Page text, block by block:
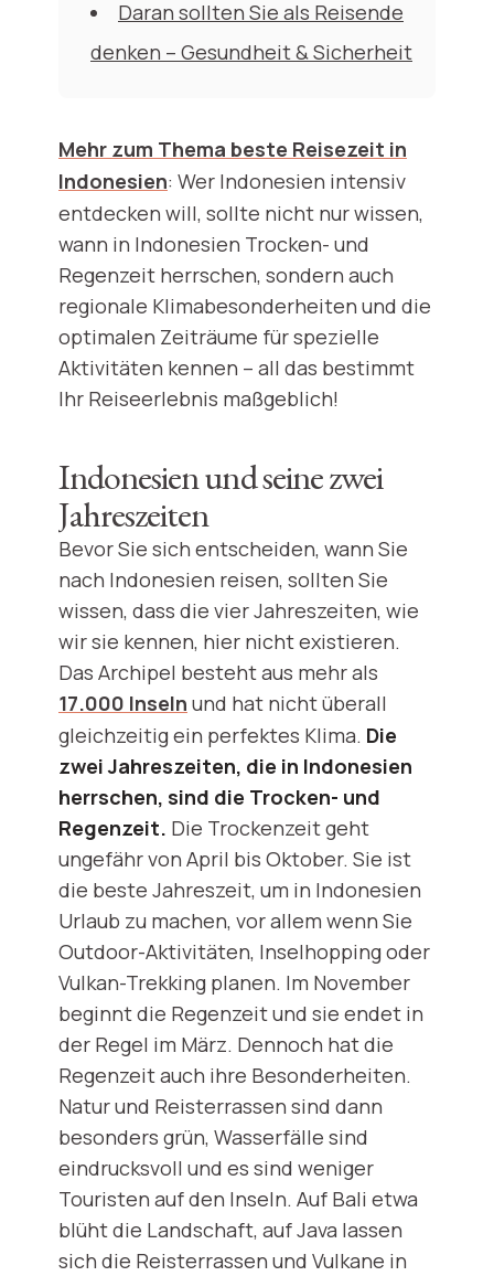
Daran sollten Sie als Reisende
denken – Gesundheit & Sicherheit
Mehr zum Thema beste Reisezeit in
Indonesien: Wer Indonesien intensiv
entdecken will, sollte nicht nur wissen,
wann in Indonesien Trocken- und
Regenzeit herrschen, sondern auch
regionale Klimabesonderheiten und die
optimalen Zeiträume für spezielle
Aktivitäten kennen – all das bestimmt
Ihr Reiseerlebnis maßgeblich!
Indonesien und seine zwei
Jahreszeiten
Bevor Sie sich entscheiden, wann Sie
nach Indonesien reisen, sollten Sie
wissen, dass die vier Jahreszeiten, wie
wir sie kennen, hier nicht existieren.
Das Archipel besteht aus mehr als
17.000 Inseln und hat nicht überall
gleichzeitig ein perfektes Klima. Die
zwei Jahreszeiten, die in Indonesien
herrschen, sind die Trocken- und
Regenzeit. Die Trockenzeit geht
ungefähr von April bis Oktober. Sie ist
die beste Jahreszeit, um in Indonesien
Urlaub zu machen, vor allem wenn Sie
Outdoor-Aktivitäten, Inselhopping oder
Vulkan-Trekking planen. Im November
beginnt die Regenzeit und sie endet in
der Regel im März. Dennoch hat die
Regenzeit auch ihre Besonderheiten.
Natur und Reisterrassen sind dann
besonders grün, Wasserfälle sind
eindrucksvoll und es sind weniger
Touristen auf den Inseln. Auf Bali etwa
blüht die Landschaft, auf Java lassen
sich die Reisterrassen und Vulkane in